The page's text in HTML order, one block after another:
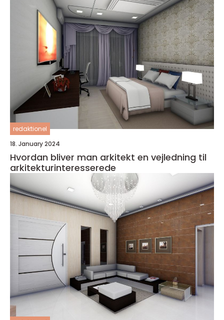
redaktionel
18. January 2024
Hvordan bliver man arkitekt en vejledning til
arkitekturinteresserede